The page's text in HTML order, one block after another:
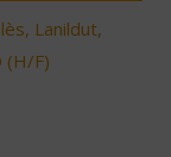
Lanildut,
(H/F)